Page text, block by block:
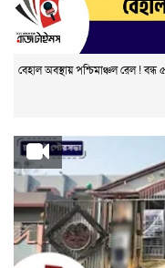
বেহাল অবস্থায় পশ্চিমাঞ্চল রেল ! বন্ধ